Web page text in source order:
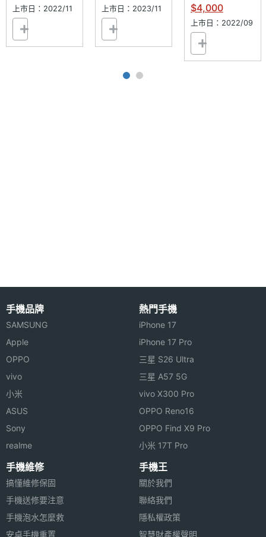
傳輸埠
配戴方
式
上市日：2022/11 上市日：2023/11 $4,000
上市日：2022/09
手機品牌
SAMSUNG
Apple
OPPO
vivo
小米
ASUS
Sony
realme
熱門手機
iPhone 17
iPhone 17 Pro
三星 S26 Ultra
三星 A57 5G
vivo X300 Pro
OPPO Reno16
OPPO Find X9 Pro
小米 17T Pro
手機維修
搞懂維修保固
手機送修要注意
手機泡水怎麼救
安卓手機重置
手機王
關於我們
聯絡我們
隱私權政策
智慧財產權聲明